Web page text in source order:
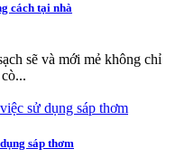
cách tại nhà
sẽ và mới mẻ không chỉ
sáp thơm